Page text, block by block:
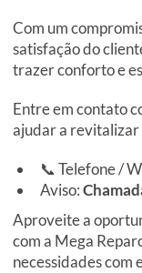
Com um
satisfação do
trazer conforto e
Entre em contato
ajudar a revitalizar
📞 Telefone /
Aviso:
Aproveite a
com a Mega
necessidades com